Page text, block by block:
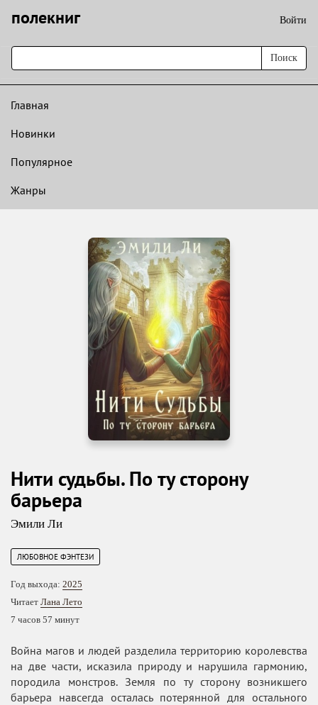
полекниг Войти
Поиск
Главная
Новинки
Популярное
Жанры
Нити судьбы. По ту сторону
барьера
Эмили Ли
ЛЮБОВНОЕ ФЭНТЕЗИ
Год выхода: 2025
Читает Лана Лето
7 часов 57 минут
Война магов и людей разделила территорию королевства
на две части, исказила природу и нарушила гармонию,
породила монстров. Земля по ту сторону возникшего
барьера навсегда осталась потерянной для остального